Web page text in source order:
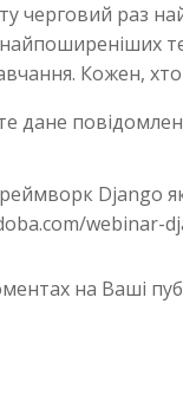
черговий раз
Кожен,
дане
Django
webinar-
на Ваші